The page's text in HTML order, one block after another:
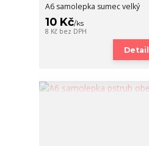
A6 samolepka sumec velký
10 Kč/ks
8 Kč bez DPH
Detail